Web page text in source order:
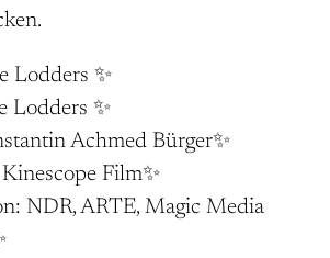
Lodders ✨
Lodders ✨
Achmed Bürger✨
Film✨
NDR, ARTE, Magic Media